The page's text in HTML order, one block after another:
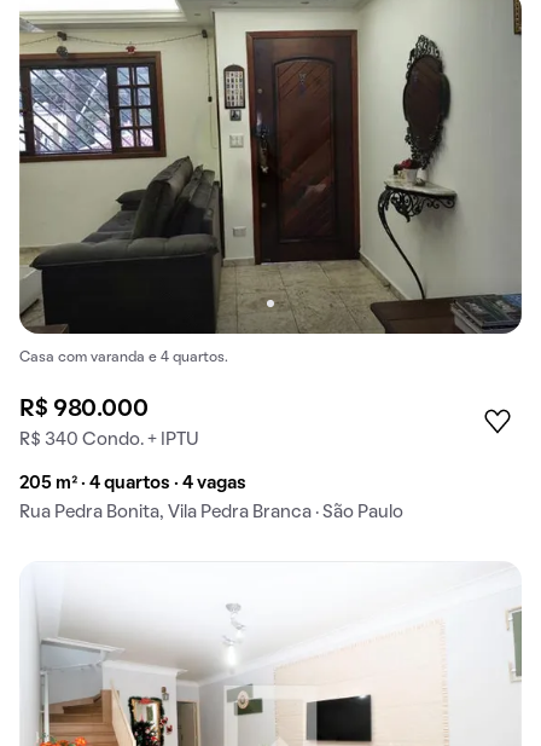
Casa com varanda e 4 quartos.
R$ 980.000
R$ 340 Condo. + IPTU
205 m² · 4 quartos · 4 vagas
Rua Pedra Bonita, Vila Pedra Branca · São Paulo